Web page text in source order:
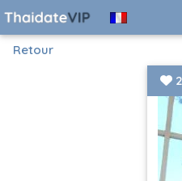
Retour